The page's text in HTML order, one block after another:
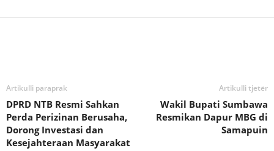
Artikulli paraprak
DPRD NTB Resmi Sahkan
Perda Perizinan Berusaha,
Dorong Investasi dan
Kesejahteraan Masyarakat
Artikulli tjetër
Wakil Bupati Sumbawa
Resmikan Dapur MBG di
Samapuin